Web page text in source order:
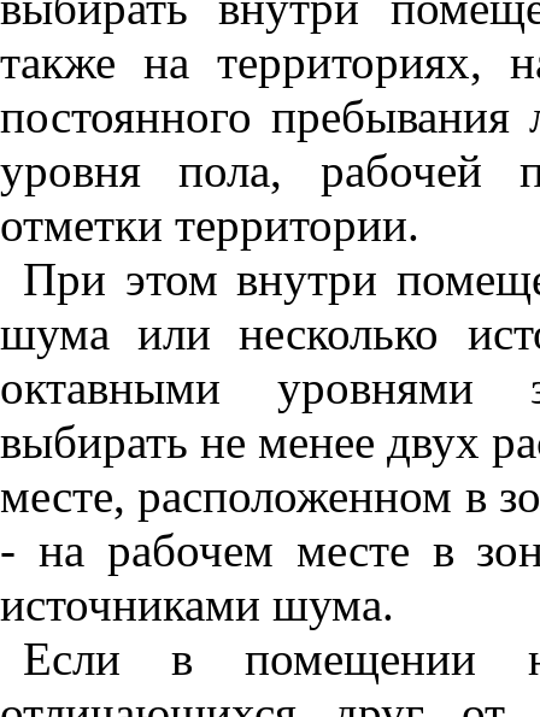
также на территориях,
постоянного
уровня пола, рабочей
отметки территории.
При этом внутри
шума или несколько
октавными уровнями
выбирать не менее двух
месте, расположенном в
- на рабочем месте в
источниками шума.
Если в помещении